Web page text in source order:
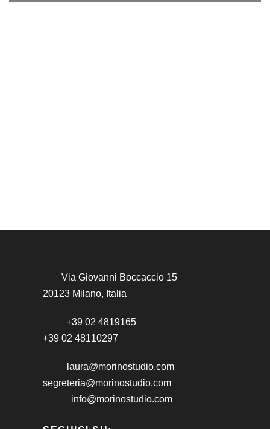
Via Giovanni Boccaccio 15
20123 Milano, Italia
+39 02 4819165
+39 02 48110297
laura@morinostudio.com
segreteria@morinostudio.com
info@morinostudio.com